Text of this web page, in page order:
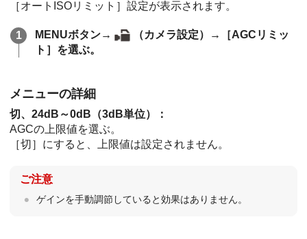
［オートISOリミット］設定が表示されます。
MENUボタン→
（カメラ設定）→［AGCリミッ
ト］を選ぶ。
メニューの詳細
切、24dB～0dB（3dB単位）：
AGCの上限値を選ぶ。
［切］にすると、上限値は設定されません。
ご注意
ゲインを手動調節していると効果はありません。